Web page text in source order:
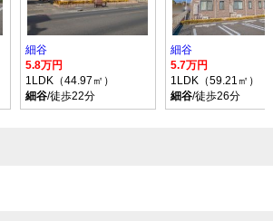
細谷
5.8万円
1LDK（44.97㎡）
細谷/徒歩22分
細谷
5.7万円
1LDK（59.21㎡）
細谷/徒歩26分